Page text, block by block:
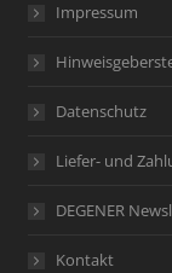
Impressum
Datenschutz
Liefer- und
DEGENER
Kontakt